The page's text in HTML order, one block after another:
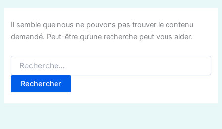
Il semble que nous ne pouvons pas trouver le contenu
demandé. Peut-être qu’une recherche peut vous aider.